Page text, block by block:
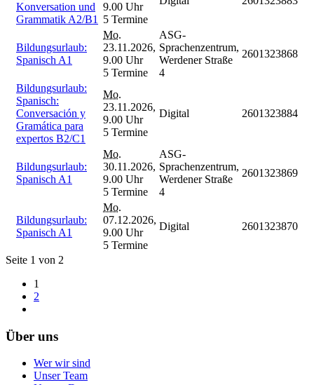
Konversation und
Grammatik A2/B1
9.00 Uhr
5 Termine
Bildungsurlaub:
Spanisch A1
Mo.
23.11.2026,
9.00 Uhr
5 Termine
ASG-
Sprachenzentrum,
Werdener Straße
4
2601323868
Bildungsurlaub:
Spanisch:
Conversación y
Gramática para
expertos B2/C1
Mo.
23.11.2026,
9.00 Uhr
5 Termine
Digital 2601323884
Bildungsurlaub:
Spanisch A1
Mo.
30.11.2026,
9.00 Uhr
5 Termine
ASG-
Sprachenzentrum,
Werdener Straße
4
2601323869
Bildungsurlaub:
Spanisch A1
Mo.
07.12.2026,
9.00 Uhr
5 Termine
Digital 2601323870
Seite 1 von 2
1
2
Über uns
Wer wir sind
Unser Team